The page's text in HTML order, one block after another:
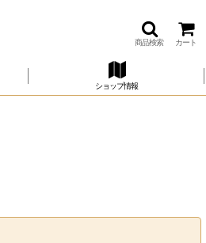
商品検索 カート
ショップ情報